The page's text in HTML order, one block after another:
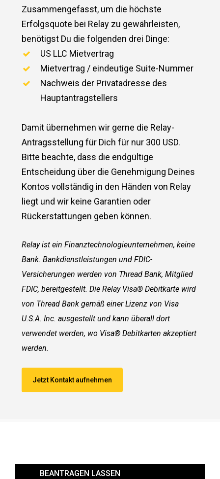
Zusammengefasst, um die höchste
Erfolgsquote bei Relay zu gewährleisten,
benötigst Du die folgenden drei Dinge:
US LLC Mietvertrag
Mietvertrag / eindeutige Suite-Nummer
Nachweis der Privatadresse des
Hauptantragstellers
Damit übernehmen wir gerne die Relay-
Antragsstellung für Dich für nur 300 USD.
Bitte beachte, dass die endgültige
Entscheidung über die Genehmigung Deines
Kontos vollständig in den Händen von Relay
liegt und wir keine Garantien oder
Rückerstattungen geben können.
Relay ist ein Finanztechnologieunternehmen, keine
Bank. Bankdienstleistungen und FDIC-
Versicherungen werden von Thread Bank, Mitglied
FDIC, bereitgestellt. Die Relay Visa® Debitkarte wird
von Thread Bank gemäß einer Lizenz von Visa
U.S.A. Inc. ausgestellt und kann überall dort
verwendet werden, wo Visa® Debitkarten akzeptiert
werden.
Jetzt Kontakt aufnehmen
BEANTRAGEN LASSEN